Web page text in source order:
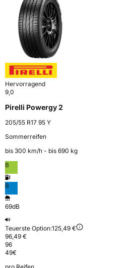
Hervorragend
9,0
Pirelli Powergy 2
205/55 R17 95 Y
Sommerreifen
bis 300 km⁠/⁠h - bis 690 kg
B
B
69dB
Teuerste Option:125,49 €
96,49 €
96
49€